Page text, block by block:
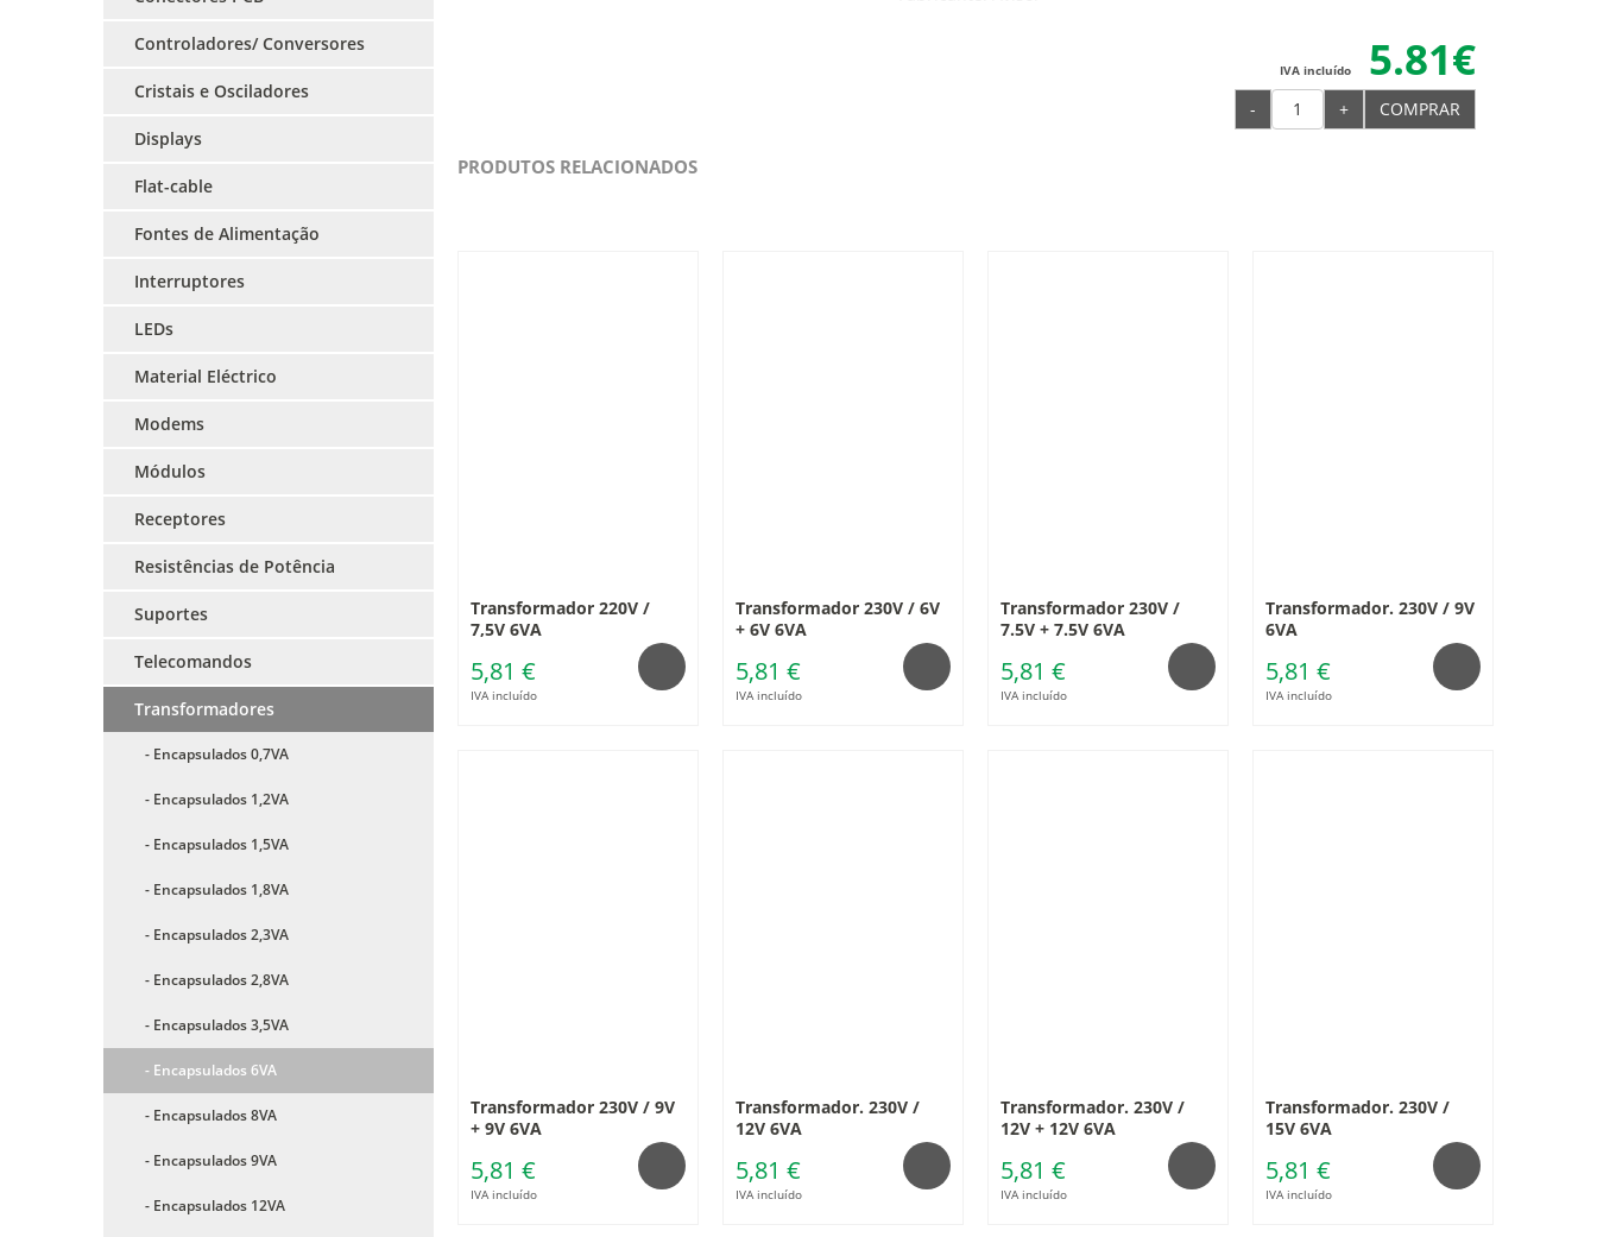
Controladores/ Conversores
Cristais e Osciladores
Displays
Flat-cable
Fontes de Alimentação
Interruptores
LEDs
Material Eléctrico
Modems
Módulos
Receptores
Resistências de Potência
Suportes
Telecomandos
Transformadores
- Encapsulados 0,7VA
- Encapsulados 1,2VA
- Encapsulados 1,5VA
- Encapsulados 1,8VA
- Encapsulados 2,3VA
- Encapsulados 2,8VA
- Encapsulados 3,5VA
- Encapsulados 6VA
- Encapsulados 8VA
- Encapsulados 9VA
- Encapsulados 12VA
5.81€
IVA incluído
- + COMPRAR
PRODUTOS RELACIONADOS
Transformador 220V /
7,5V 6VA
5,81 €
IVA incluído
Transformador 230V / 6V
+ 6V 6VA
5,81 €
IVA incluído
Transformador 230V /
7.5V + 7.5V 6VA
5,81 €
IVA incluído
Transformador. 230V / 9V
6VA
5,81 €
IVA incluído
Transformador 230V / 9V
+ 9V 6VA
5,81 €
IVA incluído
Transformador. 230V /
12V 6VA
5,81 €
IVA incluído
Transformador. 230V /
12V + 12V 6VA
5,81 €
IVA incluído
Transformador. 230V /
15V 6VA
5,81 €
IVA incluído